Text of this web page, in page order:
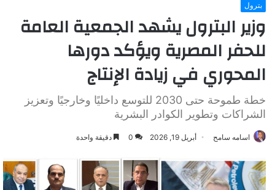
بترول
وزير البترول يشهد الجمعية العامة
للحفر المصرية ويؤكد دورها
المحوري في زيادة الإنتاج
خطة طموحة حتى 2030 للتوسع داخليًا وخارجيًا وتعزيز
الشراكات وتطوير الكوادر البشرية
اسامه سامح أبريل 19, 2026 0 دقيقة واحدة